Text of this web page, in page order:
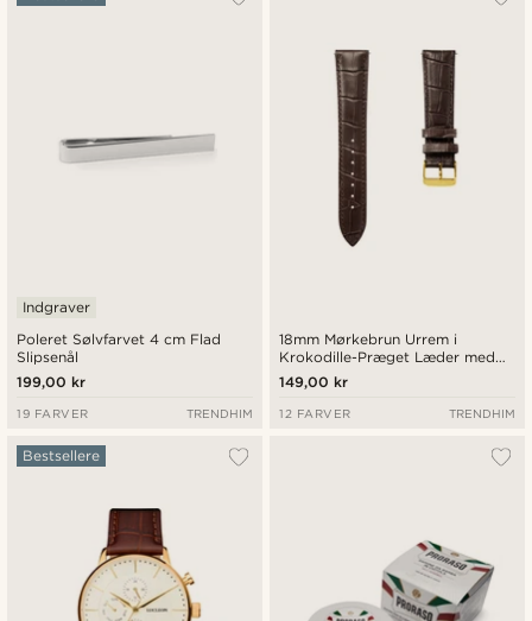
Poleret Sølvfarvet 4 cm Flad
Slipsenål
Indgraver
199,00 kr
19 FARVER TRENDHIM
18mm Mørkebrun Urrem i
Krokodille-Præget Læder med
Guldfarvet Spænde – Quick
Release
149,00 kr
12 FARVER TRENDHIM
Bestsellere